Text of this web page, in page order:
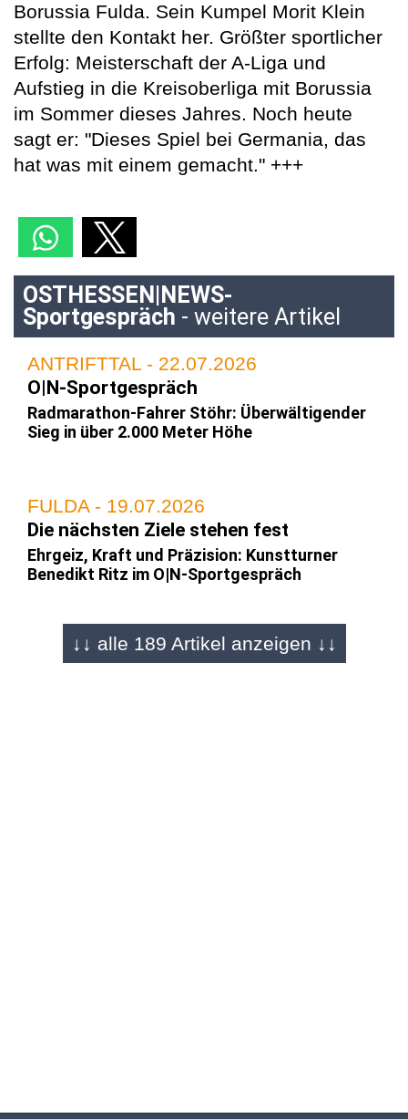
Borussia Fulda. Sein Kumpel Morit Klein
stellte den Kontakt her. Größter sportlicher
Erfolg: Meisterschaft der A-Liga und
Aufstieg in die Kreisoberliga mit Borussia
im Sommer dieses Jahres. Noch heute
sagt er: "Dieses Spiel bei Germania, das
hat was mit einem gemacht." +++
OSTHESSEN|NEWS-
Sportgespräch - weitere Artikel
ANTRIFTTAL - 22.07.2026
O|N-Sportgespräch
Radmarathon-Fahrer Stöhr: Überwältigender
Sieg in über 2.000 Meter Höhe
FULDA - 19.07.2026
Die nächsten Ziele stehen fest
Ehrgeiz, Kraft und Präzision: Kunstturner
Benedikt Ritz im O|N-Sportgespräch
FULDA - 29.06.2026
↓↓ alle 189 Artikel anzeigen ↓↓